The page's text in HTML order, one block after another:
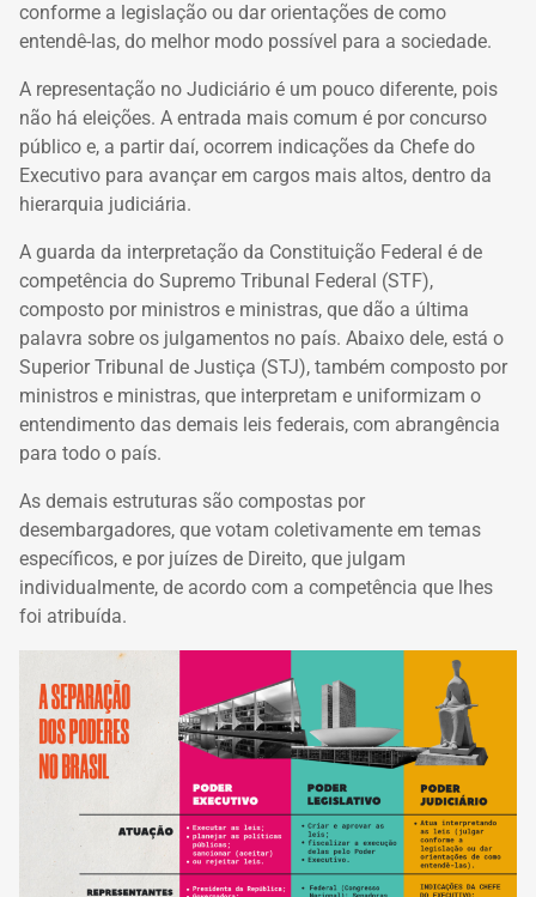
conforme a legislação ou dar orientações de como
entendê-las, do melhor modo possível para a sociedade.
A representação no Judiciário é um pouco diferente, pois
não há eleições. A entrada mais comum é por concurso
público e, a partir daí, ocorrem indicações da Chefe do
Executivo para avançar em cargos mais altos, dentro da
hierarquia judiciária.
A guarda da interpretação da Constituição Federal é de
competência do Supremo Tribunal Federal (STF),
composto por ministros e ministras, que dão a última
palavra sobre os julgamentos no país. Abaixo dele, está o
Superior Tribunal de Justiça (STJ), também composto por
ministros e ministras, que interpretam e uniformizam o
entendimento das demais leis federais, com abrangência
para todo o país.
As demais estruturas são compostas por
desembargadores, que votam coletivamente em temas
específicos, e por juízes de Direito, que julgam
individualmente, de acordo com a competência que lhes
foi atribuída.